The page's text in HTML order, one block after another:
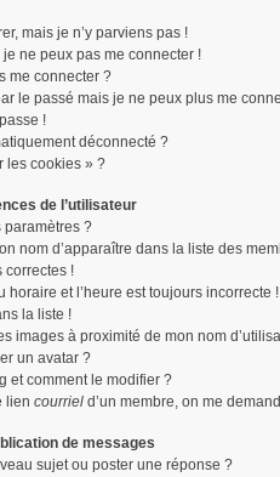
mais je n’y parviens pas !
ne peux pas me connecter !
me connecter ?
le passé mais je ne peux plus me
!
déconnecté ?
les cookies » ?
de l’utilisateur
paramètres ?
nom d’apparaître dans la liste des
correctes !
horaire et l’heure est toujours incorrecte !
la liste !
images à proximité de mon nom
un avatar ?
et comment le modifier ?
lien courrield’un membre, on me
de messages
sujet ou poster une réponse ?